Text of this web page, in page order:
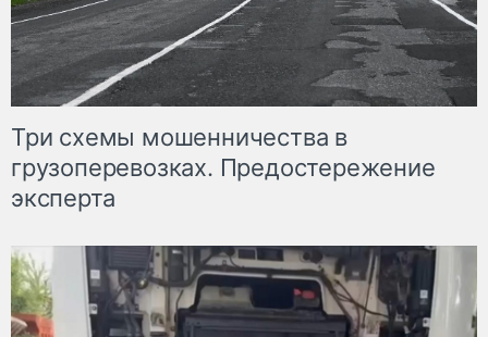
Три схемы мошенничества в
грузоперевозках. Предостережение
эксперта